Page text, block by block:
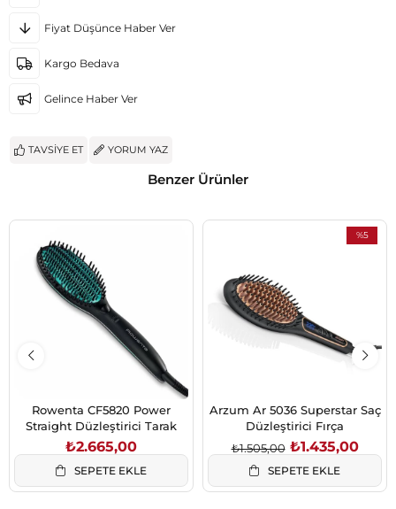
Fiyat Düşünce Haber Ver
Kargo Bedava
Gelince Haber Ver
TAVSIYE ET YORUM YAZ
Benzer Ürünler
Rowenta CF5820 Power
Straight Düzleştirici Tarak
₺2.665,00
SEPETE EKLE
%5
Arzum Ar 5036 Superstar Saç
Düzleştirici Fırça
₺1.435,00
₺1.505,00
SEPETE EKLE